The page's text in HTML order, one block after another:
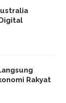
Rakyat